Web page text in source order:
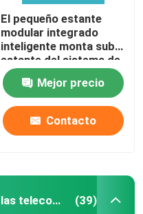
El pequeño estante
modular integrado
inteligente monta sube,
estante del sistema de
alimentación
ininterrumpida
aumentable
Mejor precio
Contacto
Fuente de alimentación de las telecomunicaciones (39)